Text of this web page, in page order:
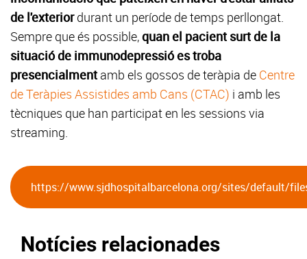
de l'exteriordurant un període de temps perllongat.
Sempre que és possible,quan el pacient surt de la
situació de immunodepressió es troba
presencialmentamb els gossos de teràpia de Centre
de Teràpies Assistides amb Cans (CTAC) i amb les
tècniques que han participat en les sessions via
streaming.
https://www.sjdhospitalbarcelona.org/sites/default/
Notícies relacionades